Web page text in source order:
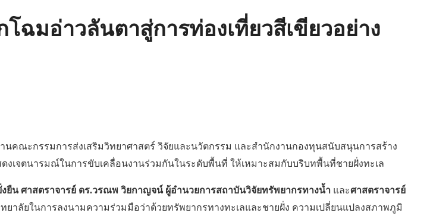
โฉมอ่าวลันตาสู่การท่องเที่ยวสีเขียวอย่าง
คณะกรรมการส่งเสริมวิทยาศาสตร์ วิจัยและนวัตกรรม และสำนักงานกองทุนสนับสนุนการสร้าง
เจตนารมณ์ในการขับเคลื่อนงานร่วมกันในระดับพื้นที่ ให้เหมาะสมกับบริบทพื้นที่ชายฝั่งทะเล
น ศาสตราจารย์ ดร.วรณพ วิยกาญจน์ ผู้อำนวยการสถาบันวิจัยทรัพยากรทางน้ำ และศาสตราจารย์
าลัยในการลงนามความร่วมมือว่าด้วยทรัพยากรทางทะเลและชายฝั่ง ความเปลี่ยนแปลงสภาพภูมิ